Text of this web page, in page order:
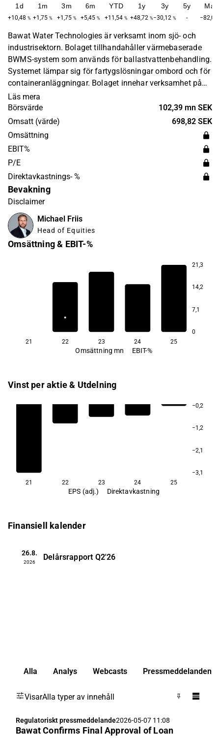
1d
+10,48 %
1m
+1,75 %
3m
+1,75 %
6m
+5,45 %
YTD
+11,54 %
1y
+48,72 %
3y
−30,12 %
5y
-
Max
−82,01
Bawat Water Technologies är verksamt inom sjö- och
industrisektorn. Bolaget tillhandahåller värmebaserade
BWMS-system som används för ballastvattenbehandling.
Systemet lämpar sig för fartygslösningar ombord och för
containeranläggningar. Bolaget innehar verksamhet på
global nivå med störst närvaro inom Norden och Europa.
Bawat Water Technologies grundades 2011 och har sitt
huvudkontor i Stockholm.
Läs mera
Börsvärde
102,39 mn SEK
Omsatt (värde)
698,82 SEK
Omsättning
EBIT%
P/E
Direktavkastnings- %
Bevakning
Disclaimer
Michael Friis
Head of Equities
Omsättning & EBIT-%
21,3
14,2
7,1
0
21 22 23 24 25
Omsättning mn EBIT-%
Vinst per aktie & Utdelning
−0,2
−1,2
−2,1
−3,1
21
22 23 24 25
EPS (adj.) Direktavkastning
Finansiell kalender
26.8.
2026
Delårsrapport Q2'26
Alla Analys Webcasts Pressmeddelanden
VisarAlla typer av innehåll
Regulatoriskt pressmeddelande2026-05-07 11:08
Bawat Confirms Final Approval of Loan